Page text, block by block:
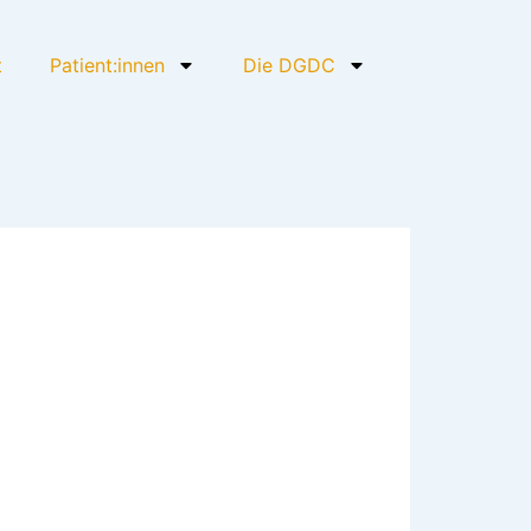
Patient:innen Die DGDC